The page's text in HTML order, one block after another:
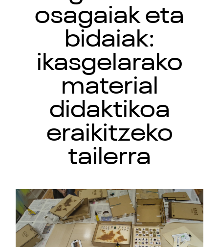
osagaiak eta
bidaiak:
ikasgelarako
material
didaktikoa
eraikitzeko
tailerra